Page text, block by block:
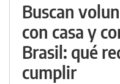
Buscan
con casa y
Brasil: qué
cumplir